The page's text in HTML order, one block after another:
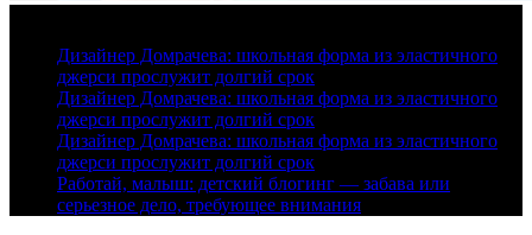
Дизайнер Домрачева: школьная форма из эластичного
джерси прослужит долгий срок
Дизайнер Домрачева: школьная форма из эластичного
джерси прослужит долгий срок
Дизайнер Домрачева: школьная форма из эластичного
джерси прослужит долгий срок
Работай, малыш: детский блогинг — забава или
серьезное дело, требующее внимания